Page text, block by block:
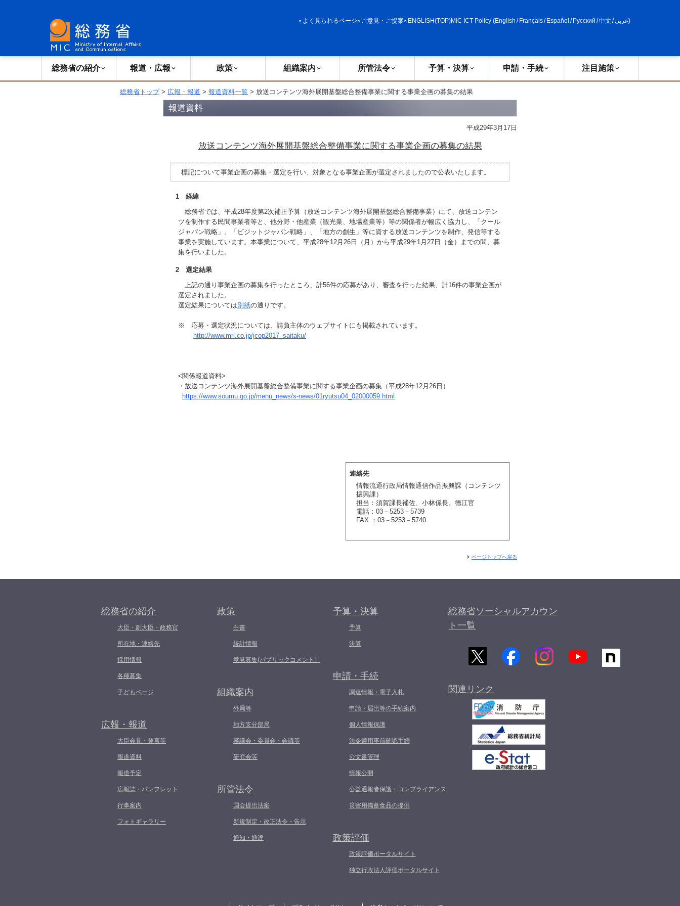
よく見られるページ ご意見・ご提案 ENGLISH(TOP)MIC ICT Policy (English / Français/ Español / Русский /中文 /عربي)
総務省の紹介 報道・広報 政策 組織案内 所管法令 予算・決算 申請・手続 注目施策
総務省トップ> 広報・報道 > 報道資料一覧 > 放送コンテンツ海外展開基盤総合整備事業に関する事業企画の募集の結果
報道資料
平成29年3月17日
放送コンテンツ海外展開基盤総合整備事業に関する事業企画の募集の結果
標記について事業企画の募集・選定を行い、対象となる事業企画が選定されましたので公表いたします。
1 経緯
総務省では、平成28年度第2次補正予算（放送コンテンツ海外展開基盤総合整備事業）にて、放送コンテン
ツを制作する民間事業者等と、他分野・他産業（観光業、地場産業等）等の関係者が幅広く協力し、「クール
ジャパン戦略」、「ビジットジャパン戦略」、「地方の創生」等に資する放送コンテンツを制作、発信等する
事業を実施しています。本事業について、平成28年12月26日（月）から平成29年1月27日（金）までの間、募
集を行いました。
2 選定結果
上記の通り事業企画の募集を行ったところ、計56件の応募があり、審査を行った結果、計16件の事業企画が
選定されました。
選定結果については別紙の通りです。
※ 応募・選定状況については、請負主体のウェブサイトにも掲載されています。
http://www.mri.co.jp/jcop2017_saitaku/
<関係報道資料>
・放送コンテンツ海外展開基盤総合整備事業に関する事業企画の募集（平成28年12月26日）
https://www.soumu.go.jp/menu_news/s-news/01ryutsu04_02000059.html
連絡先
情報流通行政局情報通信作品振興課（コンテンツ
振興課）
担当：須賀課長補佐、小林係長、德江官
電話：03－5253－5739
FAX ：03－5253－5740
ページトップへ戻る
総務省の紹介
大臣・副大臣・政務官
所在地・連絡先
採用情報
各種募集
子どもページ
広報・報道
大臣会見・発言等
報道資料
報道予定
広報誌・パンフレット
行事案内
フォトギャラリー
政策
白書
統計情報
意見募集(パブリックコメント）
組織案内
外局等
地方支分部局
審議会・委員会・会議等
研究会等
所管法令
国会提出法案
新規制定・改正法令・告示
通知・通達
予算・決算
予算
決算
申請・手続
調達情報・電子入札
申請・届出等の手続案内
個人情報保護
法令適用事前確認手続
公文書管理
情報公開
公益通報者保護・コンプライアンス
災害用備蓄食品の提供
政策評価
政策評価ポータルサイト
独立行政法人評価ポータルサイト
総務省ソーシャルアカウン
ト一覧
関連リンク